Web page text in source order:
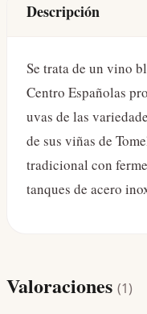
Descripción
Se trata de un vino
Centro Españolas
uvas de las
de sus viñas de
tradicional con
tanques de acero
Valoraciones (1)